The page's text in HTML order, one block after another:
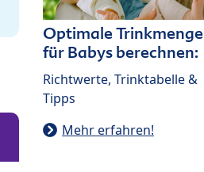
Optimale Trinkmenge
für Babys berechnen:
Richtwerte, Trinktabelle &
Tipps
Mehr erfahren!